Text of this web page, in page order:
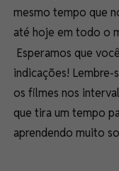
mesmo tempo que
até hoje em todo o
Esperamos que
indicações! Lembre-
os filmes nos
que tira um tempo
aprendendo muito